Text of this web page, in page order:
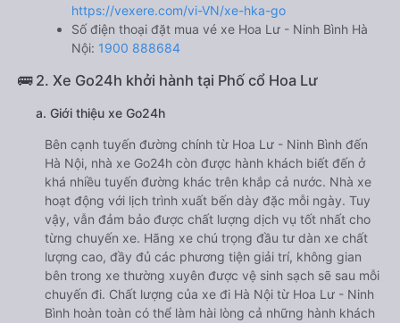
https://vexere.com/vi-VN/xe-hka-go
Số điện thoại đặt mua vé xe Hoa Lư - Ninh Bình Hà
Nội: 1900 888684
🚌 2. Xe Go24h khởi hành tại Phố cổ Hoa Lư
a. Giới thiệu xe Go24h
Bên cạnh tuyến đường chính từ Hoa Lư - Ninh Bình đến
Hà Nội, nhà xe Go24h còn được hành khách biết đến ở
khá nhiều tuyến đường khác trên khắp cả nước. Nhà xe
hoạt động với lịch trình xuất bến dày đặc mỗi ngày. Tuy
vậy, vẫn đảm bảo được chất lượng dịch vụ tốt nhất cho
từng chuyến xe. Hãng xe chú trọng đầu tư dàn xe chất
lượng cao, đầy đủ các phương tiện giải trí, không gian
bên trong xe thường xuyên được vệ sinh sạch sẽ sau mỗi
chuyến đi. Chất lượng của xe đi Hà Nội từ Hoa Lư - Ninh
Bình hoàn toàn có thể làm hài lòng cả những hành khách